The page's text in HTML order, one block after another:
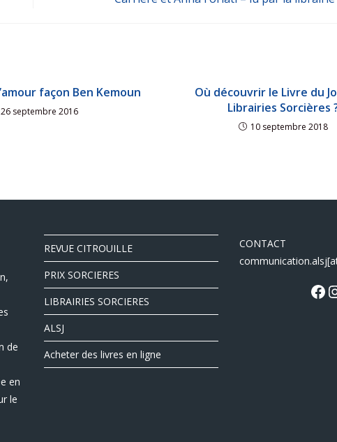
façon Ben Kemoun
26 septembre 2016
Où découvrir le Livre du
Librairies Sorcières
10 septembre 2018
de
en
le
REVUE CITROUILLE
PRIX SORCIERES
LIBRAIRIES SORCIERES
ALSJ
Acheter des livres en ligne
CONTACT